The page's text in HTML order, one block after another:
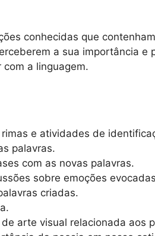
conhecidas que
a sua importância e
a linguagem.
e atividades de
palavras.
com as novas palavras.
sobre emoções
criadas.
arte visual relacionada aos